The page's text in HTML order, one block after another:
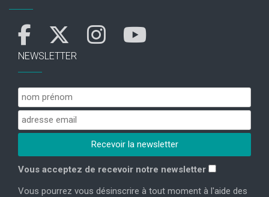
NEWSLETTER
Vous acceptez de recevoir notre newsletter
Vous pourrez vous désinscrire à tout moment à l'aide des